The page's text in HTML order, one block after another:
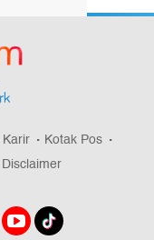
Karir
Kotak Pos
Disclaimer